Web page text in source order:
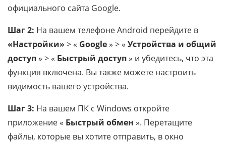
официального сайта Google.
Шаг 2: На вашем телефоне Android перейдите в
«Настройки» > « Google» > « Устройства и общий
доступ» > « Быстрый доступ» и убедитесь, что эта
функция включена. Вы также можете настроить
видимость вашего устройства.
Шаг 3: На вашем ПК с Windows откройте
приложение « Быстрый обмен ». Перетащите
файлы, которые вы хотите отправить, в окно